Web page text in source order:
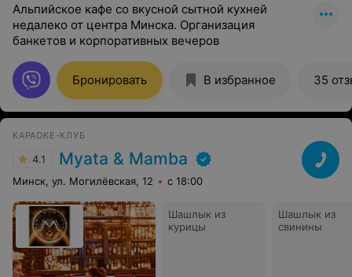
Альпийское кафе со вкусной сытной кухней
недалеко от центра Минска. Организация
банкетов и корпоративных вечеров
Бронировать В избранное 35
КАРАОКЕ-КЛУБ
4.1 Myata & Mamba
Минск, ул. Могилёвская, 12 с 18:00
Шашлык из
курицы
Шашлык из
свинины